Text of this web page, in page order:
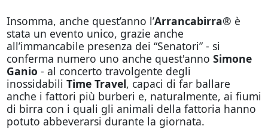
Insomma, anche quest’anno l’Arrancabirra® è
stata un evento unico, grazie anche
all’immancabile presenza dei “Senatori” - si
conferma numero uno anche quest'anno Simone
Ganio - al concerto travolgente degli
inossidabili Time Travel, capaci di far ballare
anche i fattori più burberi e, naturalmente, ai fiumi
di birra con i quali gli animali della fattoria hanno
potuto abbeverarsi durante la giornata.